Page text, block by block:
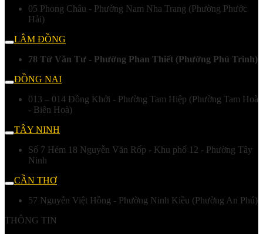
05 Phong Châu - Phường Nam Nha Trang (Phường Phước
Hải)
LÂM ĐỒNG
78 Từ Văn Tư - Phường Phan Thiết (Phường Phú Trinh)
ĐỒNG NAI
013 – 014 Đồng Khởi - Phường Tam Hiệp (Phường Tam Hoà
- Biên Hoà)
TÂY NINH
Số 7 Hẻm 18 Nguyễn Văn Rốp - Khu phố 12 - Phường Tây
Ninh
CẦN THƠ
57 Nguyễn Việt Hồng - Phường Ninh Kiều (Phường An Phú)
THÔNG TIN